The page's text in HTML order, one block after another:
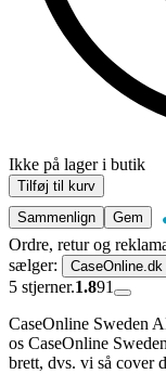
Ikke på lager i butik
Tilføj til kurv
Sammenlign
Gem
Ordre, retur og
sælger:
CaseOnline.dk
5 stjerner.1.891
CaseOnline Sweden
os CaseOnline
brett, dvs. vi så cover